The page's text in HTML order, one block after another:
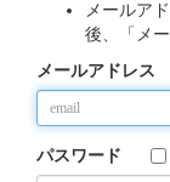
メールア
後、「メ
メールアドレス
パスワード